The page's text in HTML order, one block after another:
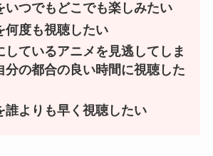
いつでもどこでも楽しみたい
何度も視聴したい
しているアニメを見逃してしま
分の都合の良い時間に視聴した
誰よりも早く視聴したい